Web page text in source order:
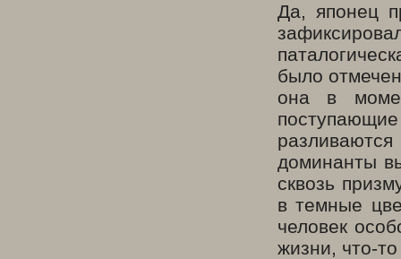
Да, японец
было
она в
доминанты
сквозь
в темные
человек
жизни, что-